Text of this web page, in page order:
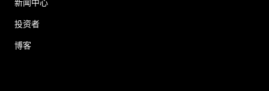
新闻中心
投资者
博客